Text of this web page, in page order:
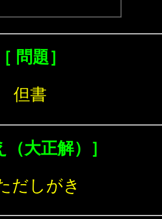
［ 問題］
但書
（大正解）］
だしがき